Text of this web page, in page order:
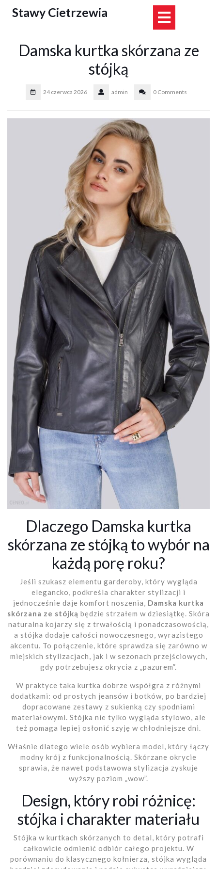
Stawy Cietrzewia
Damska kurtka skórzana ze
stójką
24 czerwca 2026 admin 0 Comments
Dlaczego Damska kurtka
skórzana ze stójką to wybór na
każdą porę roku?
Jeśli szukasz elementu garderoby, który wygląda
elegancko, podkreśla charakter stylizacji i
jednocześnie daje komfort noszenia, Damska kurtka
skórzana ze stójką będzie strzałem w dziesiątkę. Skóra
naturalna kojarzy się z trwałością i ponadczasowością,
a stójka dodaje całości nowoczesnego, wyrazistego
akcentu. To połączenie, które sprawdza się zarówno w
miejskich stylizacjach, jak i w sezonach przejściowych,
gdy potrzebujesz okrycia z „pazurem”.
W praktyce taka kurtka dobrze współgra z różnymi
dodatkami: od prostych jeansów i botków, po bardziej
dopracowane zestawy z sukienką czy spodniami
materiałowymi. Stójka nie tylko wygląda stylowo, ale
też pomaga lepiej osłonić szyję w chłodniejsze dni.
Właśnie dlatego wiele osób wybiera model, który łączy
modny krój z funkcjonalnością. Skórzane okrycie
sprawia, że nawet podstawowa stylizacja zyskuje
wyższy poziom „wow”.
Design, który robi różnicę:
stójka i charakter materiału
Stójka w kurtkach skórzanych to detal, który potrafi
całkowicie odmienić odbiór całego projektu. W
porównaniu do klasycznego kołnierza, stójka wygląda